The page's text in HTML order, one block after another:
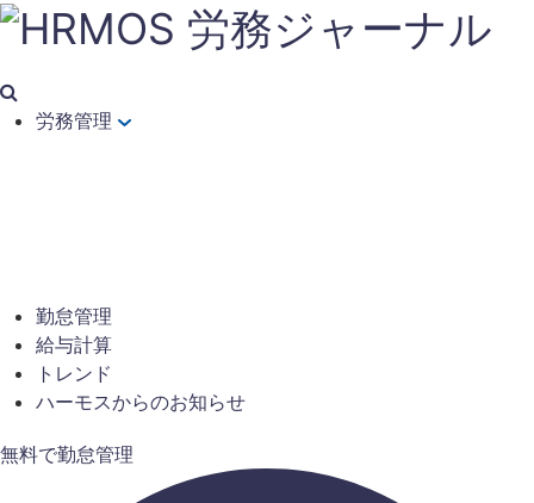
労務管理
勤怠管理
給与計算
トレンド
ハーモスからのお知らせ
無料で勤怠管理